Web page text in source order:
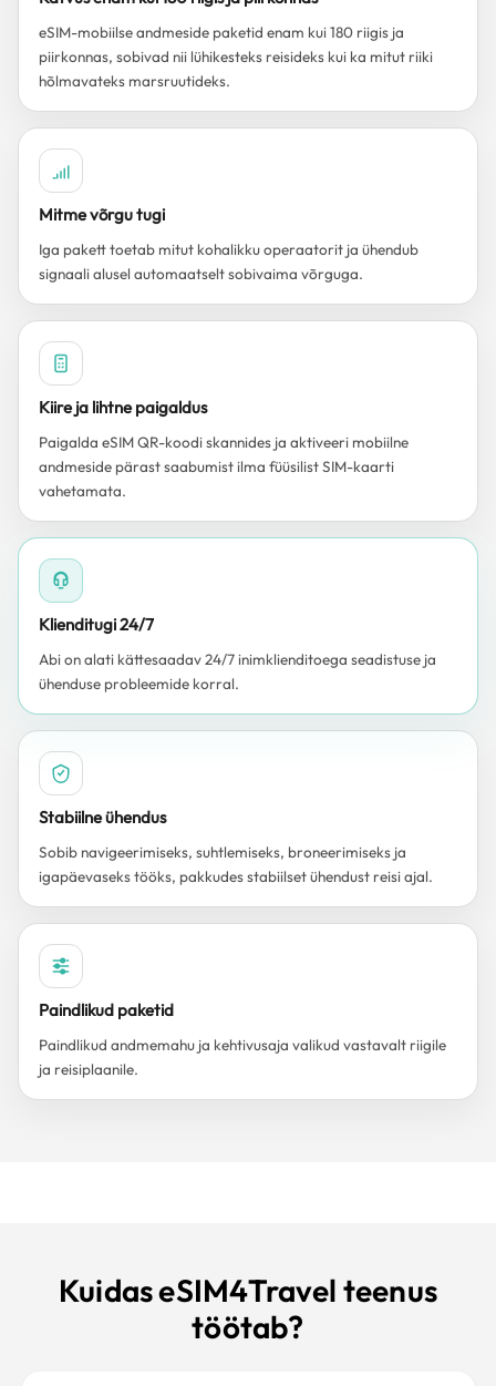
eSIM-mobiilse andmeside paketid enam kui 180 riigis ja
piirkonnas, sobivad nii lühikesteks reisideks kui ka mitut riiki
hõlmavateks marsruutideks.
Mitme võrgu tugi
Iga pakett toetab mitut kohalikku operaatorit ja ühendub
signaali alusel automaatselt sobivaima võrguga.
Kiire ja lihtne paigaldus
Paigalda eSIM QR-koodi skannides ja aktiveeri mobiilne
andmeside pärast saabumist ilma füüsilist SIM-kaarti
vahetamata.
Klienditugi 24/7
Abi on alati kättesaadav 24/7 inimklienditoega seadistuse ja
ühenduse probleemide korral.
Stabiilne ühendus
Sobib navigeerimiseks, suhtlemiseks, broneerimiseks ja
igapäevaseks tööks, pakkudes stabiilset ühendust reisi ajal.
Paindlikud paketid
Paindlikud andmemahu ja kehtivusaja valikud vastavalt riigile
ja reisiplaanile.
Kuidas eSIM4Travel teenus
töötab?